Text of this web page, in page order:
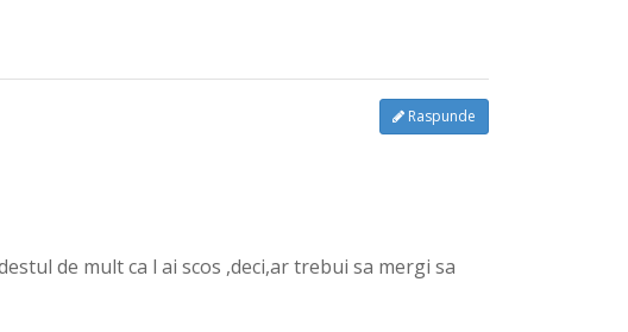
Raspunde
de mult ca l ai scos ,deci,ar trebui sa mergi sa